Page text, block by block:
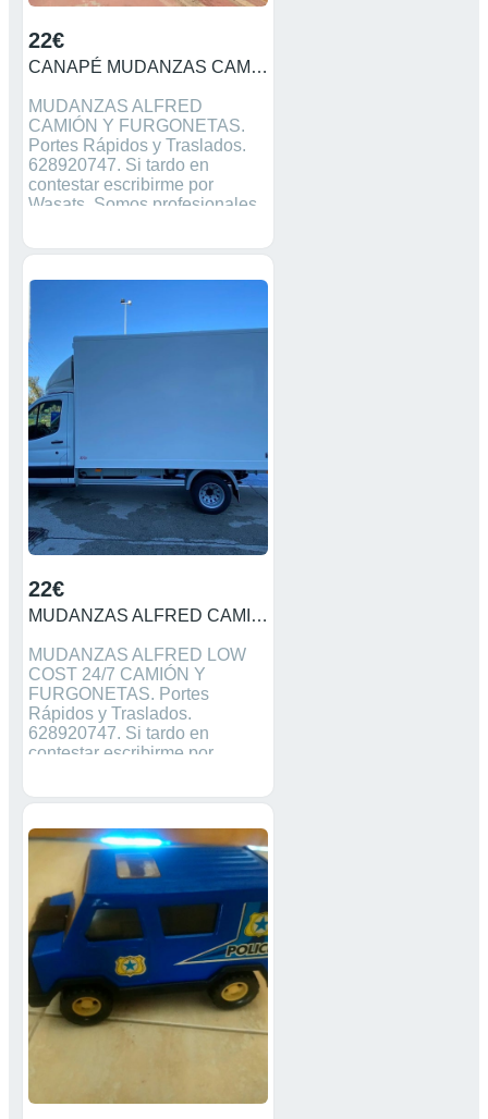
22€
CANAPÉ MUDANZAS CAMIÓN FURGONETA
MUDANZAS ALFRED
CAMIÓN Y FURGONETAS.
Portes Rápidos y Traslados.
628920747. Si tardo en
contestar escribirme por
Wasats. Somos profesionales
Centro de Carga Aérea.
de carga por horas o días
completos. Portes
motos. Máquinas tragaperras.
Mini Mudanzas. Montajes de
muebles. Punto limpio.
Servicio de Almacenaje.
Portes Rápidos. Bizum.
Trasferencia. Efectivo. Cheque
Restaurante.
22€
MUDANZAS ALFRED CAMIÓN FURGONETA
MUDANZAS ALFRED LOW
COST 24/7 CAMIÓN Y
FURGONETAS. Portes
Rápidos y Traslados.
628920747. Si tardo en
contestar escribirme por
Traslados al Aeropuerto -
Facilitamos ayudantes, mozos
de carga por horas o días
completos. Portes
económicos. Traslados de
motos. Máquinas tragaperras.
Mini Mudanzas. Montajes de
muebles. Punto limpio.
Servicio de Almacenaje.
Portes Rápidos. Bizum.
Trasferencia. Efectivo. Cheque
Restaurante.